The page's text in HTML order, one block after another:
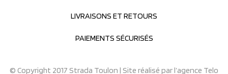
LIVRAISONS ET RETOURS
PAIEMENTS SÉCURISÉS
© Copyright 2017 Strada Toulon | Site réalisé parl’agence Telo